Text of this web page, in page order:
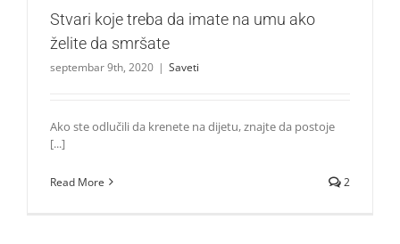
Stvari koje treba da imate na umu ako
želite da smršate
septembar 9th, 2020 | Saveti
Ako ste odlučili da krenete na dijetu, znajte da postoje
[...]
Read More 2